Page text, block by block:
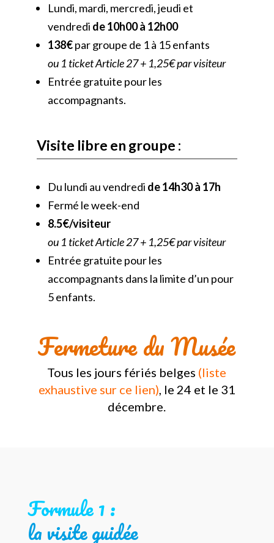
Lundi, mardi, mercredi, jeudi et
vendredi de 10h00 à 12h00
138€par groupe de 1 à 15 enfants
ou 1 ticket Article 27 + 1,25€ par visiteur
Entrée gratuite pour les
accompagnants.
Visite libre en groupe :
Du lundi au vendredi de 14h30 à 17h
Fermé le week-end
8.5€/visiteur
ou 1 ticket Article 27 + 1,25€ par visiteur
Entrée gratuite pour les
accompagnants dans la limite d’un pour
5 enfants.
Fermeture du Musée
Tous les jours fériés belges (liste
exhaustive sur ce lien), le 24 et le 31
décembre.
Formule 1 :
la visite guidée